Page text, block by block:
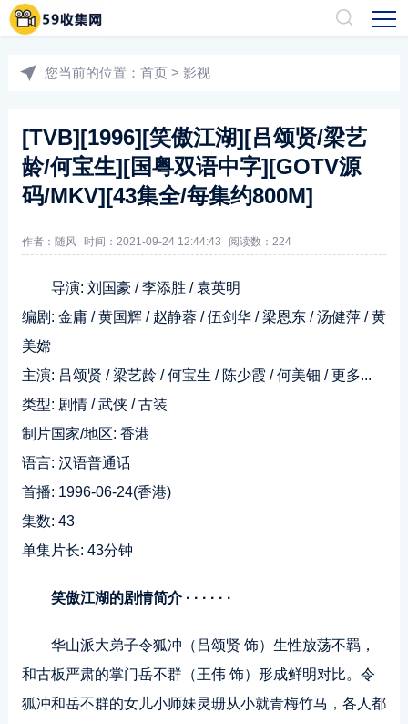
您当前的位置： 首页 > 影视
[TVB][1996][笑傲江湖][吕颂贤/梁艺
龄/何宝生][国粤双语中字][GOTV源
码/MKV][43集全/每集约800M]
作者：随风 时间：2021-09-24 12:44:43 阅读数： 224
导演: 刘国豪 / 李添胜 / 袁英明
编剧: 金庸 / 黄国辉 / 赵静蓉 / 伍剑华 / 梁恩东 / 汤健萍 / 黄
美嫦
主演: 吕颂贤 / 梁艺龄 / 何宝生 / 陈少霞 / 何美钿 / 更多...
类型: 剧情 / 武侠 / 古装
制片国家/地区: 香港
语言: 汉语普通话
首播: 1996-06-24(香港)
集数: 43
单集片长: 43分钟
笑傲江湖的剧情简介 · · · · · ·
华山派大弟子令狐冲（吕颂贤 饰）生性放荡不羁，
和古板严肃的掌门岳不群（王伟 饰）形成鲜明对比。令
狐冲和岳不群的女儿小师妹灵珊从小就青梅竹马，各人都